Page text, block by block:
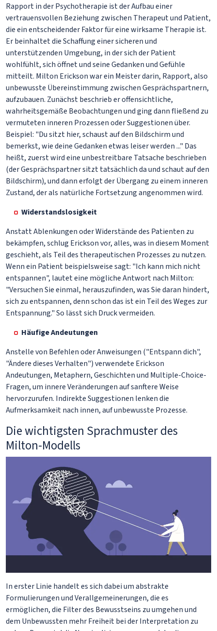
Rapport in der Psychotherapie ist der Aufbau einer
vertrauensvollen Beziehung zwischen Therapeut und Patient,
die ein entscheidender Faktor für eine wirksame Therapie ist.
Er beinhaltet die Schaffung einer sicheren und
unterstützenden Umgebung, in der sich der Patient
wohlfühlt, sich öffnet und seine Gedanken und Gefühle
mitteilt. Milton Erickson war ein Meister darin, Rapport, also
unbewusste Übereinstimmung zwischen Gesprächspartnern,
aufzubauen. Zunächst beschrieb er offensichtliche,
wahrheitsgemäße Beobachtungen und ging dann fließend zu
vermuteten inneren Prozessen oder Suggestionen über.
Beispiel: "Du sitzt hier, schaust auf den Bildschirm und
bemerkst, wie deine Gedanken etwas leiser werden ..." Das
heißt, zuerst wird eine unbestreitbare Tatsache beschrieben
(der Gesprächspartner sitzt tatsächlich da und schaut auf den
Bildschirm), und dann erfolgt der Übergang zu einem inneren
Zustand, der als natürliche Fortsetzung angenommen wird.
Widerstandslosigkeit
Anstatt Ablenkungen oder Widerstände des Patienten zu
bekämpfen, schlug Erickson vor, alles, was in diesem Moment
geschieht, als Teil des therapeutischen Prozesses zu nutzen.
Wenn ein Patient beispielsweise sagt: "Ich kann mich nicht
entspannen", lautet eine mögliche Antwort nach Milton:
"Versuchen Sie einmal, herauszufinden, was Sie daran hindert,
sich zu entspannen, denn schon das ist ein Teil des Weges zur
Entspannung." So lässt sich Druck vermeiden.
Häufige Andeutungen
Anstelle von Befehlen oder Anweisungen ("Entspann dich",
"Ändere dieses Verhalten") verwendete Erickson
Andeutungen, Metaphern, Geschichten und Multiple-Choice-
Fragen, um innere Veränderungen auf sanftere Weise
hervorzurufen. Indirekte Suggestionen lenken die
Aufmerksamkeit nach innen, auf unbewusste Prozesse.
Die wichtigsten Sprachmuster des
Milton-Modells
In erster Linie handelt es sich dabei um abstrakte
Formulierungen und Verallgemeinerungen, die es
ermöglichen, die Filter des Bewusstseins zu umgehen und
dem Unbewussten mehr Freiheit bei der Interpretation zu